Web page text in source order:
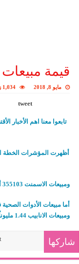
قيمة
مايو 8, 2018 1,034 زيارة
tweet
تابعوا معنا اهم الأخبار
ومبيعات الاسمنت 355103 أطنان بنسبة تنفيذ 41% وإنتاج أدوات صحية 56800 قطعة بنسبة تنفيذ103%.‏
ومبيعات الانابيب 1.44 مليوناً ليبلغ بالتالي اجمالي مبيعات المؤسسة 14.5 مليار ليرة.‏
شاركها